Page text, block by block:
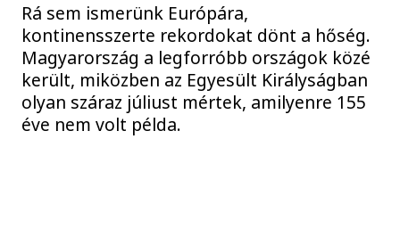
Rá sem ismerünk Európára,
kontinensszerte rekordokat dönt a hőség.
Magyarország a legforróbb országok közé
került, miközben az Egyesült Királyságban
olyan száraz júliust mértek, amilyenre 155
éve nem volt példa.